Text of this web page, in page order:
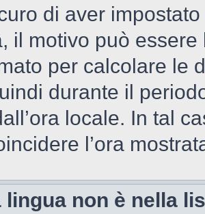
di aver
il motivo può essere
per calcolare le
durante il
locale. In tal
l’ora
lingua non è nella